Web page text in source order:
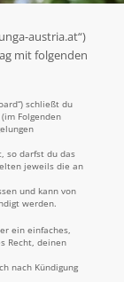
austria.at“)
mit folgenden
schließt du
Folgenden
so darfst du das
jeweils die an
und kann von
werden.
ein einfaches,
Recht, deinen
nach Kündigung